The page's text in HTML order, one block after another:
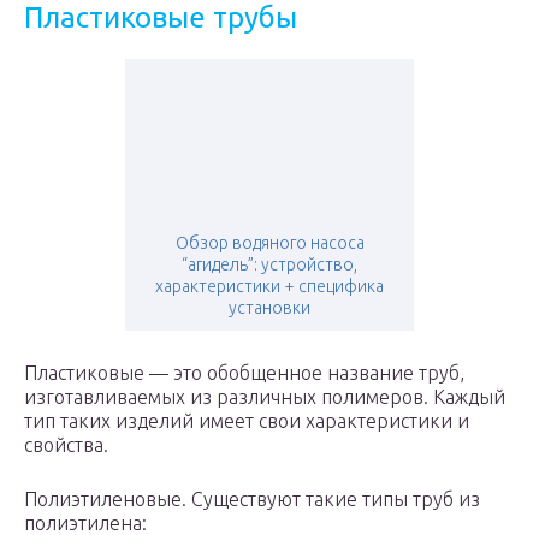
Пластиковые трубы
Обзор водяного насоса
“агидель”: устройство,
характеристики + специфика
установки
Пластиковые — это обобщенное название труб,
изготавливаемых из различных полимеров. Каждый
тип таких изделий имеет свои характеристики и
свойства.
Полиэтиленовые. Существуют такие типы труб из
полиэтилена: